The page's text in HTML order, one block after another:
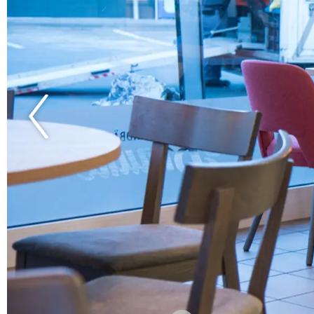
verschiedenen Materialien und Farben erhältlich, um den
Geschmack und das Design des Cafés oder Restaurants zu
Sitzvergnügen für die Gäste wird durch die ergonomische
Stuhls und die hochwertige Polsterung gewährleistet.
Stuhlfabrik Schnieder
für nachhaltige
Die Stuhlfabrik Schnieder steht für Qualität und
Polsterstuhl Kira erhalten Sie einen Stuhl, der nicht nur
ist. Der Stuhl Kira wir aus hochwertigen Materialien
Langlebigkeit zu gewährleiten. Dies macht den Polsterstuhl
nachhaltigen Wahl für die Gastronomieeinrichtung.